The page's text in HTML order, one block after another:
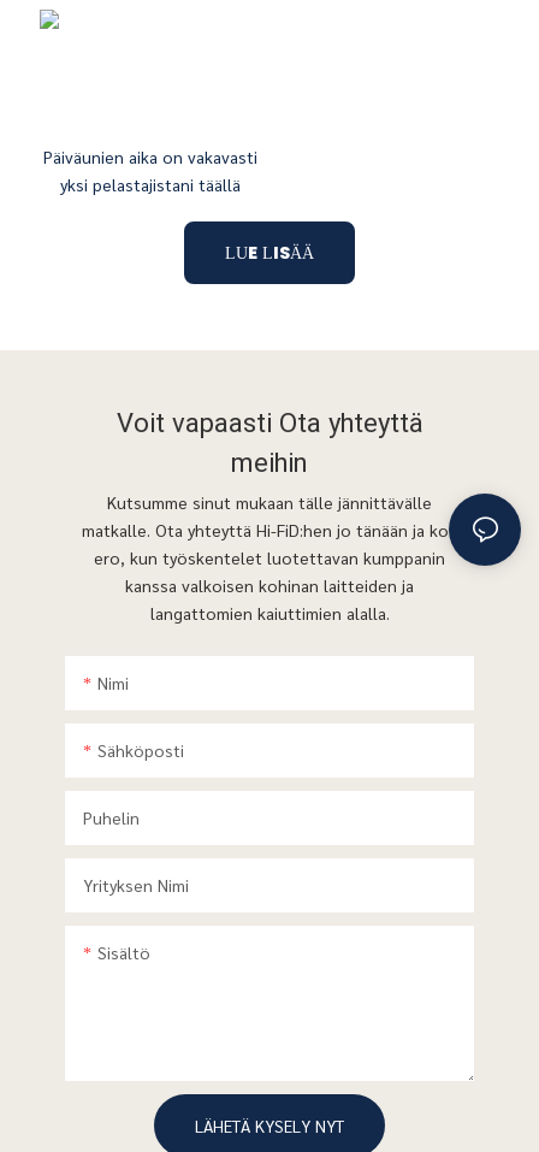
Päiväunien aika on vakavasti
yksi pelastajistani täällä
LUE LISÄÄ
Voit vapaasti Ota yhteyttä
meihin
Kutsumme sinut mukaan tälle jännittävälle
matkalle. Ota yhteyttä Hi-FiD:hen jo tänään ja koe
ero, kun työskentelet luotettavan kumppanin
kanssa valkoisen kohinan laitteiden ja
langattomien kaiuttimien alalla.
Nimi
Sähköposti
Puhelin
Yrityksen Nimi
Sisältö
LÄHETÄ KYSELY NYT